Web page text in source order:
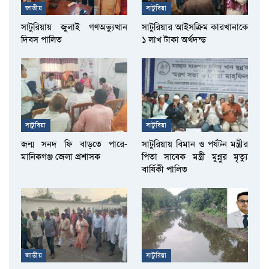
জাতীয়
সাটুরিয়ায় জুলাই গণঅভ্যুত্থান
দিবস পালিত
সাটুরিয়া
সাটুরিয়ার আইসক্রিম কারখানাকে
১ লাখ টাকা অর্থদন্ড
সাটুরিয়া
জন্ম সনদ ফি বাড়তে পারে-
মানিকগঞ্জ জেলা প্রশাসক
সাটুরিয়া
সাটুরিয়ায় বিমান ও পর্যটন মন্ত্রীর
পিতা সাবেক মন্ত্রী মুন্নুর মৃত্যু
বার্ষিকী পালিত
জাতীয় সাটুরিয়া